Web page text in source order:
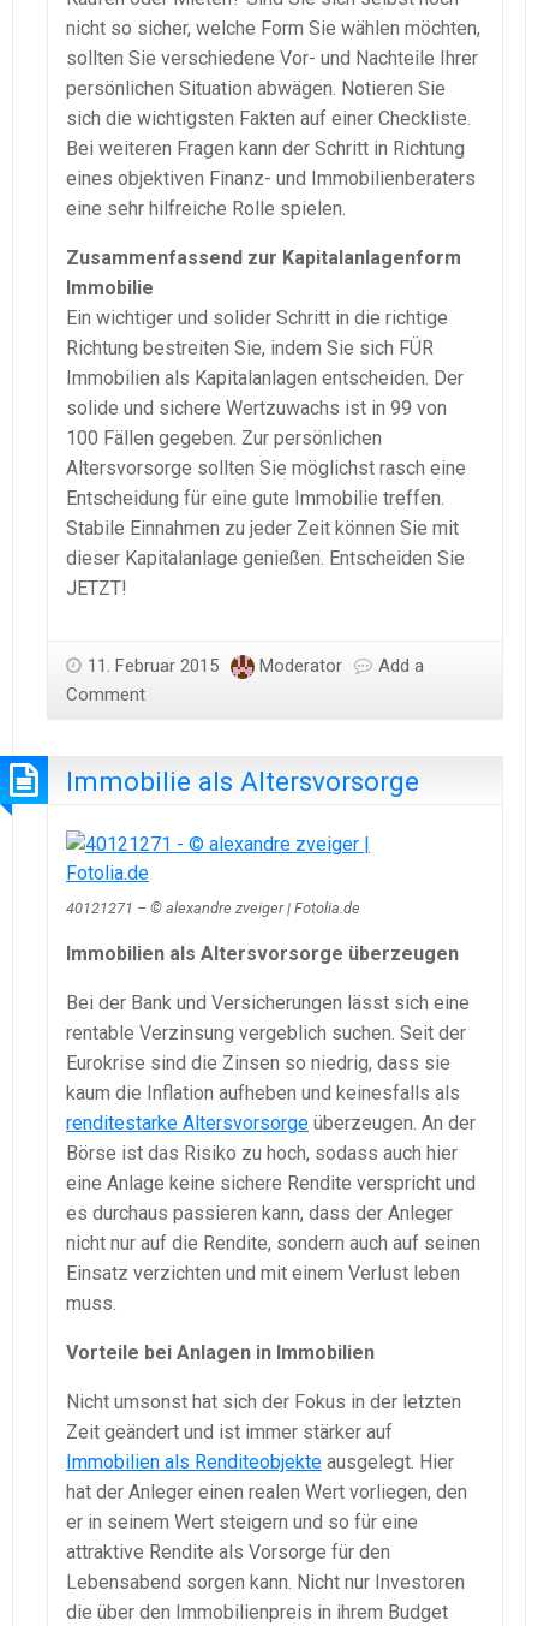
nicht so sicher, welche Form Sie wählen möchten,
sollten Sie verschiedene Vor- und Nachteile Ihrer
persönlichen Situation abwägen. Notieren Sie
sich die wichtigsten Fakten auf einer Checkliste.
Bei weiteren Fragen kann der Schritt in Richtung
eines objektiven Finanz- und Immobilienberaters
eine sehr hilfreiche Rolle spielen.
Zusammenfassend zur Kapitalanlagenform
Immobilie
Ein wichtiger und solider Schritt in die richtige
Richtung bestreiten Sie, indem Sie sich FÜR
Immobilien als Kapitalanlagen entscheiden. Der
solide und sichere Wertzuwachs ist in 99 von
100 Fällen gegeben. Zur persönlichen
Altersvorsorge sollten Sie möglichst rasch eine
Entscheidung für eine gute Immobilie treffen.
Stabile Einnahmen zu jeder Zeit können Sie mit
dieser Kapitalanlage genießen. Entscheiden Sie
JETZT!
11. Februar 2015 Moderator
Add a
Comment
Immobilie als Altersvorsorge
40121271 – © alexandre zveiger | Fotolia.de
Immobilien als Altersvorsorge überzeugen
Bei der Bank und Versicherungen lässt sich eine
rentable Verzinsung vergeblich suchen. Seit der
Eurokrise sind die Zinsen so niedrig, dass sie
kaum die Inflation aufheben und keinesfalls als
renditestarke Altersvorsorge überzeugen. An der
Börse ist das Risiko zu hoch, sodass auch hier
eine Anlage keine sichere Rendite verspricht und
es durchaus passieren kann, dass der Anleger
nicht nur auf die Rendite, sondern auch auf seinen
Einsatz verzichten und mit einem Verlust leben
muss.
Vorteile bei Anlagen in Immobilien
Nicht umsonst hat sich der Fokus in der letzten
Zeit geändert und ist immer stärker auf
Immobilien als Renditeobjekte ausgelegt. Hier
hat der Anleger einen realen Wert vorliegen, den
er in seinem Wert steigern und so für eine
attraktive Rendite als Vorsorge für den
Lebensabend sorgen kann. Nicht nur Investoren
die über den Immobilienpreis in ihrem Budget